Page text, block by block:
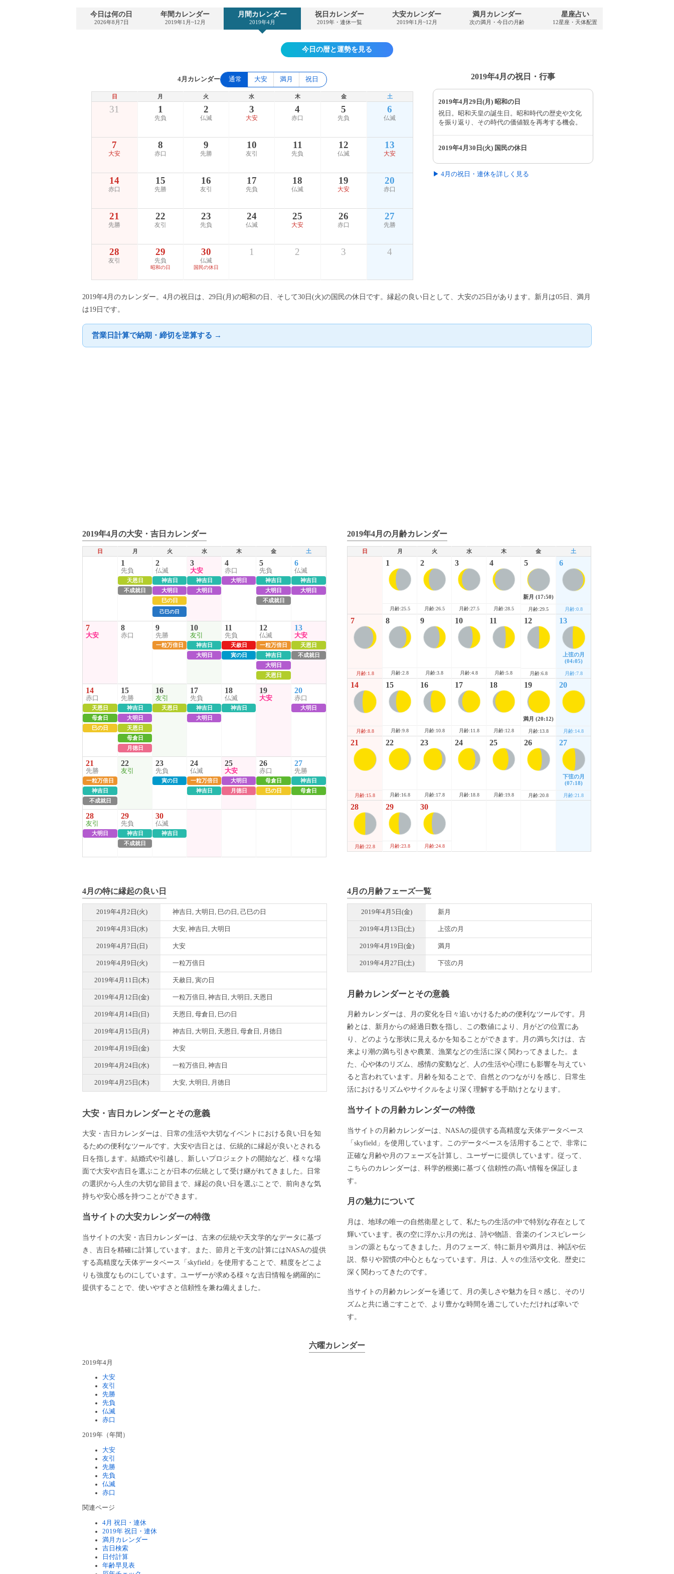
今日は何の日
2026年8月7日
年間カレンダー
2019年1月~12月
月間カレンダー
2019年4月
祝日カレンダー
2019年・連休一覧
大安カレンダー
2019年1月~12月
満月カレンダー
次の満月・今日の月齢
星座占い
12星座・天体配置
今日の暦と運勢を見る
4月カレンダー 通常 大安 満月 祝日
日 月 火 水 木 金 土
31 1
先負
2
仏滅
3
大安
4
赤口
5
先負
6
仏滅
7
大安
8
赤口
9
先勝
10
友引
11
先負
12
仏滅
13
大安
14
赤口
15
先勝
16
友引
17
先負
18
仏滅
19
大安
20
赤口
21
先勝
22
友引
23
先負
24
仏滅
25
大安
26
赤口
27
先勝
28
友引
29
先負
昭和の日
30
仏滅
国民の休日
1 2 3 4
2019年4月の祝日・行事
2019年4月29日(月) 昭和の日
祝日。昭和天皇の誕生日。昭和時代の歴史や文化
を振り返り、その時代の価値観を再考する機会。
2019年4月30日(火) 国民の休日
▶ 4月の祝日・連休を詳しく見る
2019年4月のカレンダー。4月の祝日は、29日(月)の昭和の日、そして30日(火)の国民の休日です。縁起の良い日として、大安の25日があります。新月は05日、満月
は19日です。
営業日計算で納期・締切を逆算する →
2019年4月の大安・吉日カレンダー
日 月 火 水 木 金 土
1
先負
天恩日
不成就日
2
仏滅
神吉日
大明日
巳の日
己巳の日
3
大安
神吉日
大明日
4
赤口
大明日
5
先負
神吉日
大明日
不成就日
6
仏滅
神吉日
大明日
7
大安
8
赤口
9
先勝
一粒万倍日
10
友引
神吉日
大明日
11
先負
天赦日
寅の日
12
仏滅
一粒万倍日
神吉日
大明日
天恩日
13
大安
天恩日
不成就日
14
赤口
天恩日
母倉日
巳の日
15
先勝
神吉日
大明日
天恩日
母倉日
月徳日
16
友引
天恩日
17
先負
神吉日
大明日
18
仏滅
神吉日
19
大安
20
赤口
大明日
21
先勝
一粒万倍日
神吉日
不成就日
22
友引
23
先負
寅の日
24
仏滅
一粒万倍日
神吉日
25
大安
大明日
月徳日
26
赤口
母倉日
巳の日
27
先勝
神吉日
母倉日
28
友引
大明日
29
先負
神吉日
不成就日
30
仏滅
神吉日
2019年4月の月齢カレンダー
日 月 火 水 木 金 土
1
月齢:25.5
2
月齢:26.5
3
月齢:27.5
4
月齢:28.5
5
新月(17:50)
月齢:29.5
6
月齢:0.8
7
月齢:1.8
8
月齢:2.8
9
月齢:3.8
10
月齢:4.8
11
月齢:5.8
12
月齢:6.8
13
上弦の月
(04:05)
月齢:7.8
14
月齢:8.8
15
月齢:9.8
16
月齢:10.8
17
月齢:11.8
18
月齢:12.8
19
満月(20:12)
月齢:13.8
20
月齢:14.8
21
月齢:15.8
22
月齢:16.8
23
月齢:17.8
24
月齢:18.8
25
月齢:19.8
26
月齢:20.8
27
下弦の月
(07:18)
月齢:21.8
28
月齢:22.8
29
月齢:23.8
30
月齢:24.8
4月の特に縁起の良い日
2019年4月2日(火) 神吉日, 大明日, 巳の日, 己巳の日
2019年4月3日(水) 大安, 神吉日, 大明日
2019年4月7日(日) 大安
2019年4月9日(火) 一粒万倍日
2019年4月11日(木) 天赦日, 寅の日
2019年4月12日(金) 一粒万倍日, 神吉日, 大明日, 天恩日
2019年4月14日(日) 天恩日, 母倉日, 巳の日
2019年4月15日(月) 神吉日, 大明日, 天恩日, 母倉日, 月徳日
2019年4月19日(金) 大安
2019年4月24日(水) 一粒万倍日, 神吉日
2019年4月25日(木) 大安, 大明日, 月徳日
大安・吉日カレンダーとその意義
大安・吉日カレンダーは、日常の生活や大切なイベントにおける良い日を知
るための便利なツールです。大安や吉日とは、伝統的に縁起が良いとされる
日を指します。結婚式や引越し、新しいプロジェクトの開始など、様々な場
面で大安や吉日を選ぶことが日本の伝統として受け継がれてきました。日常
の選択から人生の大切な節目まで、縁起の良い日を選ぶことで、前向きな気
持ちや安心感を持つことができます。
当サイトの大安カレンダーの特徴
当サイトの大安・吉日カレンダーは、古来の伝統や天文学的なデータに基づ
き、吉日を精確に計算しています。また、節月と干支の計算にはNASAの提供
する高精度な天体データベース「skyfield」を使用することで、精度をどこよ
りも強度なものにしています。ユーザーが求める様々な吉日情報を網羅的に
提供することで、使いやすさと信頼性を兼ね備えました。
4月の月齢フェーズ一覧
2019年4月5日(金) 新月
2019年4月13日(土) 上弦の月
2019年4月19日(金) 満月
2019年4月27日(土) 下弦の月
月齢カレンダーとその意義
月齢カレンダーは、月の変化を日々追いかけるための便利なツールです。月
齢とは、新月からの経過日数を指し、この数値により、月がどの位置にあ
り、どのような形状に見えるかを知ることができます。月の満ち欠けは、古
来より潮の満ち引きや農業、漁業などの生活に深く関わってきました。ま
た、心や体のリズム、感情の変動など、人の生活や心理にも影響を与えてい
ると言われています。月齢を知ることで、自然とのつながりを感じ、日常生
活におけるリズムやサイクルをより深く理解する手助けとなります。
当サイトの月齢カレンダーの特徴
当サイトの月齢カレンダーは、NASAの提供する高精度な天体データベース
「skyfield」を使用しています。このデータベースを活用することで、非常に
正確な月齢や月のフェーズを計算し、ユーザーに提供しています。従って、
こちらのカレンダーは、科学的根拠に基づく信頼性の高い情報を保証しま
す。
月の魅力について
月は、地球の唯一の自然衛星として、私たちの生活の中で特別な存在として
輝いています。夜の空に浮かぶ月の光は、詩や物語、音楽のインスピレーシ
ョンの源ともなってきました。月のフェーズ、特に新月や満月は、神話や伝
説、祭りや習慣の中心ともなっています。月は、人々の生活や文化、歴史に
深く関わってきたのです。
当サイトの月齢カレンダーを通じて、月の美しさや魅力を日々感じ、そのリ
ズムと共に過ごすことで、より豊かな時間を過ごしていただければ幸いで
す。
六曜カレンダー
2019年4月
大安
友引
先勝
先負
仏滅
赤口
2019年（年間）
大安
友引
先勝
先負
仏滅
赤口
関連ページ
4月 祝日・連休
2019年 祝日・連休
満月カレンダー
吉日検索
日付計算
年齢早見表